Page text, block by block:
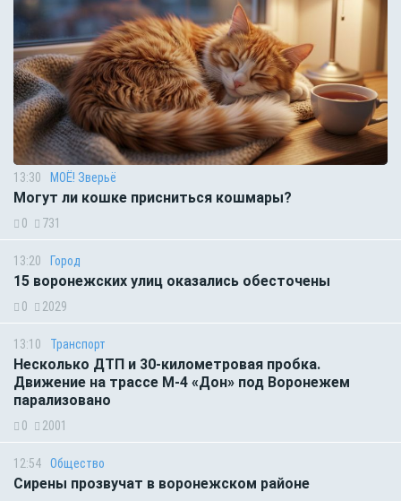
13:30 МОЁ! Зверьё
Могут ли кошке присниться кошмары?
0 731
13:20 Город
15 воронежских улиц оказались обесточены
0 2029
13:10 Транспорт
Несколько ДТП и 30-километровая пробка.
Движение на трассе М-4 «Дон» под Воронежем
парализовано
0 2001
12:54 Общество
Сирены прозвучат в воронежском районе